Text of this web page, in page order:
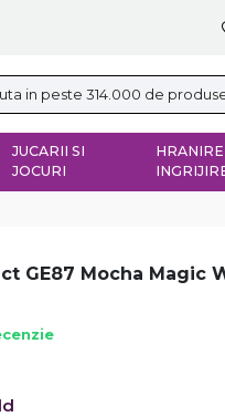
JUCARII SI
JOCURI
GE87 Mocha Magic